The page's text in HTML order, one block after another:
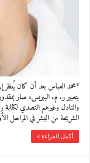
*محمد العباس بعد أن كان يُنظر
بتعبير ر. م. البيريس، صار
والنادل وغيرهم التصدي
الشريحة من البشر في المراحل
أكمل القراءة »